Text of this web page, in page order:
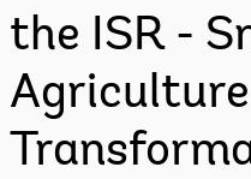
the ISR -
Agriculture